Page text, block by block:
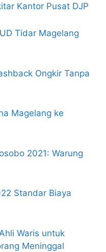
Kantor Pusat DJP
Tidar Magelang
Ongkir Tanpa
Magelang ke
2021: Warung
Standar Biaya
Waris untuk
Meninggal